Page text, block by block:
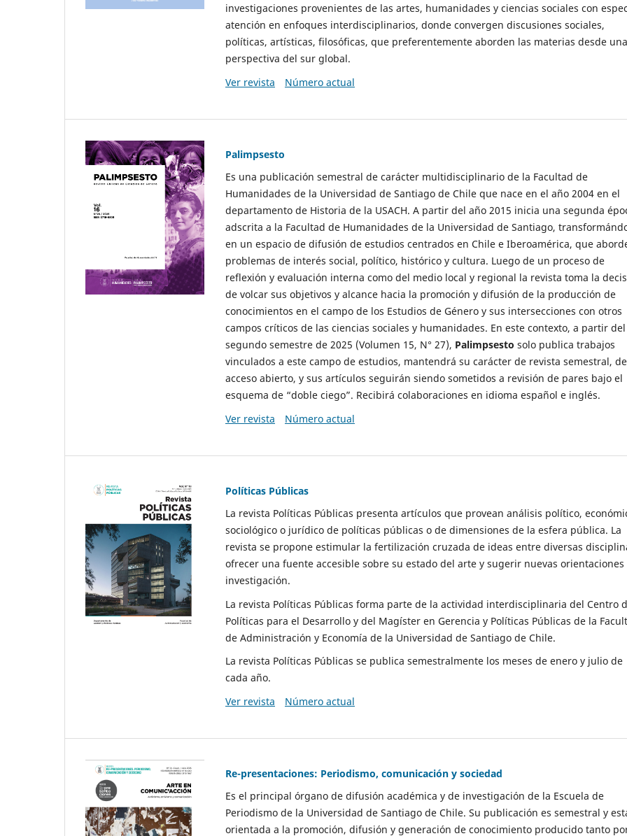
investigaciones provenientes de las artes, humanidades y ciencias sociales con
atención en enfoques interdisciplinarios, donde convergen discusiones sociales,
políticas, artísticas, filosóficas, que preferentemente aborden las materias desde una
perspectiva del sur global.
Ver revista
Número actual
Palimpsesto
Es una publicación semestral de carácter multidisciplinario de la Facultad de
Humanidades de la Universidad de Santiago de Chile que nace en el año 2004 en el
departamento de Historia de la USACH. A partir del año 2015 inicia una segunda
adscrita a la Facultad de Humanidades de la Universidad de Santiago,
en un espacio de difusión de estudios centrados en Chile e Iberoamérica, que
problemas de interés social, político, histórico y cultura. Luego de un proceso de
reflexión y evaluación interna como del medio local y regional la revista toma la
de volcar sus objetivos y alcance hacia la promoción y difusión de la producción de
conocimientos en el campo de los Estudios de Género y sus intersecciones con otros
campos críticos de las ciencias sociales y humanidades. En este contexto, a partir del
segundo semestre de 2025 (Volumen 15, N° 27), Palimpsesto solo publica trabajos
vinculados a este campo de estudios, mantendrá su carácter de revista semestral, de
acceso abierto, y sus artículos seguirán siendo sometidos a revisión de pares bajo el
esquema de “doble ciego”. Recibirá colaboraciones en idioma español e inglés.
Ver revista
Número actual
Políticas Públicas
La revista Políticas Públicas presenta artículos que provean análisis político,
sociológico o jurídico de políticas públicas o de dimensiones de la esfera pública. La
revista se propone estimular la fertilización cruzada de ideas entre diversas
ofrecer una fuente accesible sobre su estado del arte y sugerir nuevas orientaciones
investigación.
La revista Políticas Públicas forma parte de la actividad interdisciplinaria del Centro
Políticas para el Desarrollo y del Magíster en Gerencia y Políticas Públicas de la
de Administración y Economía de la Universidad de Santiago de Chile.
La revista Políticas Públicas se publica semestralmente los meses de enero y julio de
cada año.
Ver revista
Número actual
Re-presentaciones: Periodismo, comunicación y sociedad
Es el principal órgano de difusión académica y de investigación de la Escuela de
Periodismo de la Universidad de Santiago de Chile. Su publicación es semestral y
orientada a la promoción, difusión y generación de conocimiento producido tanto